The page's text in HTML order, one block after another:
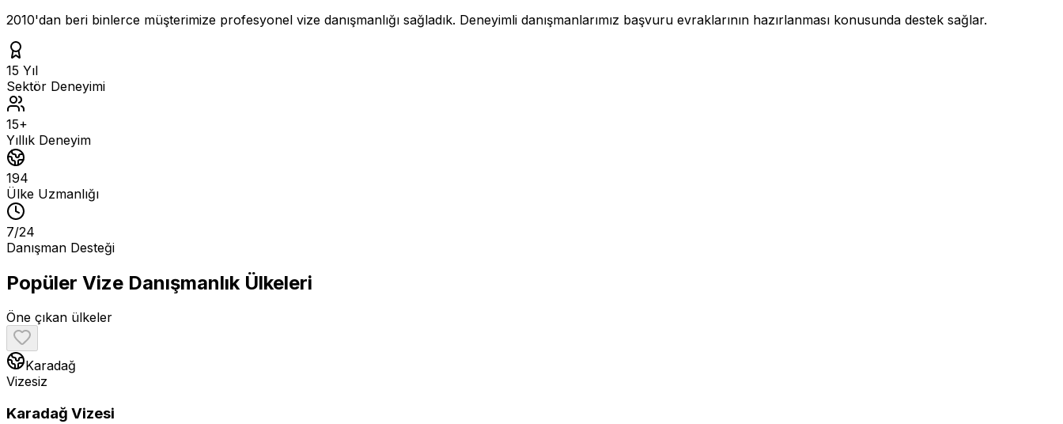
2010'dan beri binlerce müşterimize profesyonel vize danışmanlığı sağladık. Deneyimli danışmanlarımız başvuru evraklarının hazırlanması konusunda destek sağlar.
15 Yıl
Sektör Deneyimi
15+
Yıllık Deneyim
194
Ülke Uzmanlığı
7/24
Danışman Desteği
Popüler Vize Danışmanlık Ülkeleri
Öne çıkan ülkeler
Karadağ
Vizesiz
Karadağ Vizesi